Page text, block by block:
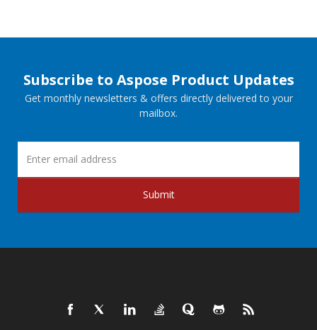
Subscribe to Aspose Product Updates
Get monthly newsletters & offers directly delivered to your
mailbox.
Submit